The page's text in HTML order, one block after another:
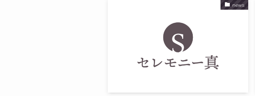
news